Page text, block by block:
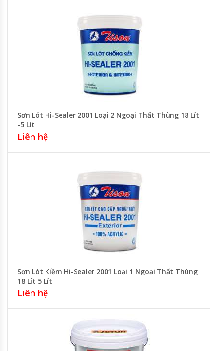
Sơn Lót Hi-Sealer 2001 Loại 2 Ngoại Thất Thùng 18 Lít
-5 Lít
Liên hệ
Sơn Lót Kiềm Hi-Sealer 2001 Loại 1 Ngoại Thất Thùng
18 Lít 5 Lít
Liên hệ